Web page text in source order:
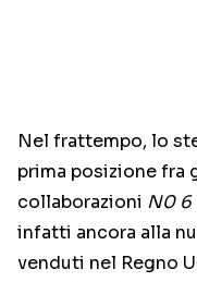
Nel frattempo, lo
prima posizione fra
collaborazioni N0 6
infatti ancora alla
venduti nel Regno